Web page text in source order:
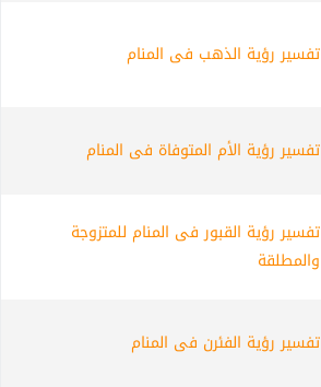
تفسير رؤية الذهب فى المنام
تفسير رؤية الأم المتوفاة فى المنام
تفسير رؤية القبور فى المنام للمتزوجة
والمطلقة
تفسير رؤية الفئرن فى المنام